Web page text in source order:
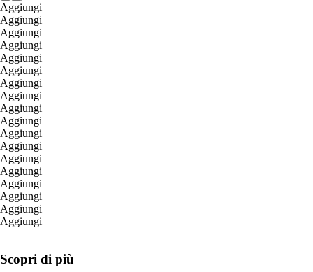
Aggiungi
Aggiungi
Aggiungi
Aggiungi
Aggiungi
Aggiungi
Aggiungi
Aggiungi
Aggiungi
Aggiungi
Aggiungi
Aggiungi
Aggiungi
Aggiungi
Aggiungi
Aggiungi
Aggiungi
Aggiungi
Scopri di più